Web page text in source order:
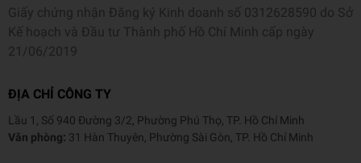
Giấy chứng nhận Đăng ký Kinh doanh số 0312628590 do Sở
Kế hoạch và Đầu tư Thành phố Hồ Chí Minh cấp ngày
21/06/2019
ĐỊA CHỈ CÔNG TY
Lầu 1, Số 940 Đường 3/2, Phường Phú Thọ, TP. Hồ Chí Minh
Văn phòng: 31 Hàn Thuyên, Phường Sài Gòn, TP. Hồ Chí Minh